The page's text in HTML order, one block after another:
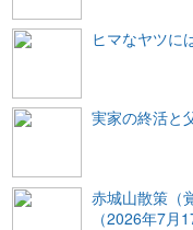
ヒマなヤツに
実家の終活と
赤城山散策（
（2026年7月